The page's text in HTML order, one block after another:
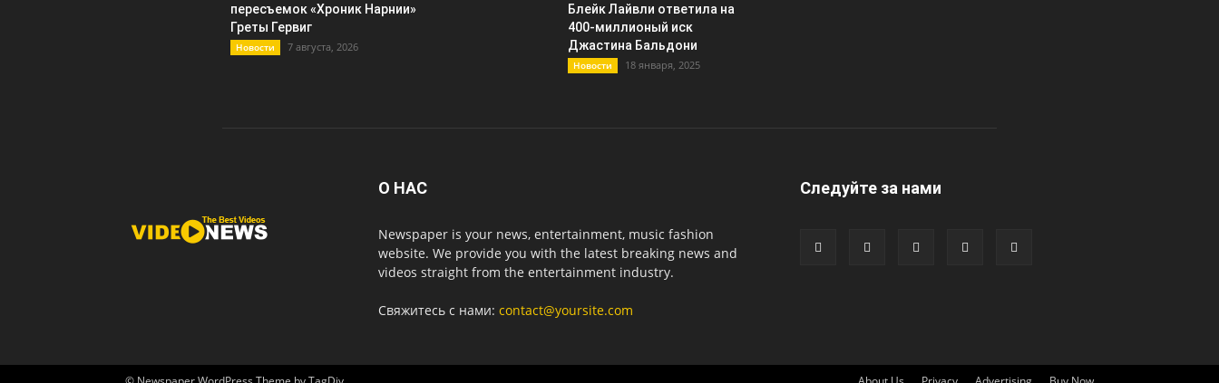
пересъемок «Хроник Нарнии»
Греты Гервиг
Новости 7 августа, 2026
Блейк Лайвли ответила на
400-миллионый иск
Джастина Бальдони
Новости 18 января, 2025
О НАС
Newspaper is your news, entertainment, music fashion
website. We provide you with the latest breaking news and
videos straight from the entertainment industry.
Свяжитесь с нами: contact@yoursite.com
Следуйте за нами